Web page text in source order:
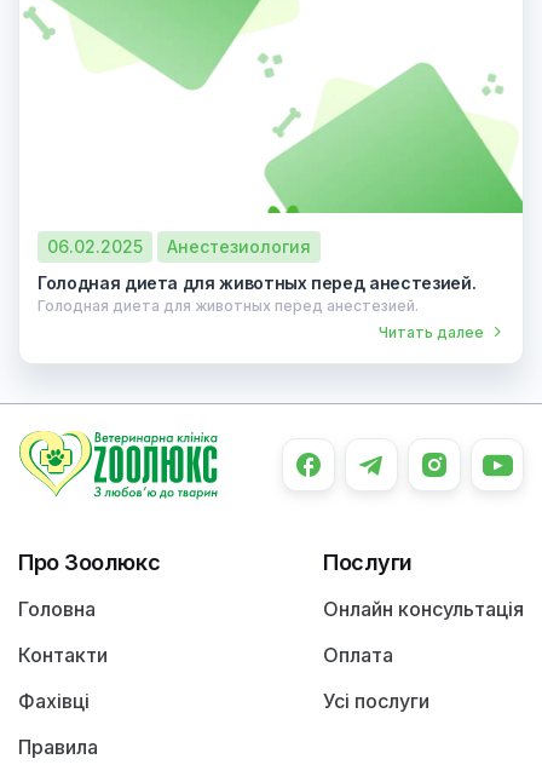
06.02.2025
Анестезиология
Голодная диета для животных перед анестезией.
Голодная диета для животных перед анестезией.
Читать далее
Про Зоолюкс
Головна
Контакти
Фахівці
Правила
Послуги
Онлайн консультація
Оплата
Усі послуги